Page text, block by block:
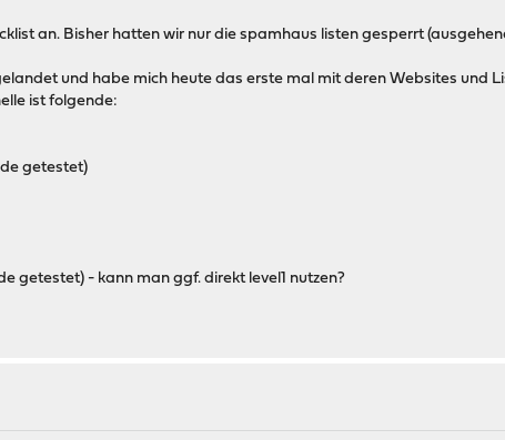
an. Bisher hatten wir nur die spamhaus listen gesperrt
und habe mich heute das erste mal mit deren Websites und
ist folgende:
getestet)
getestet) - kann man ggf. direkt level1 nutzen?